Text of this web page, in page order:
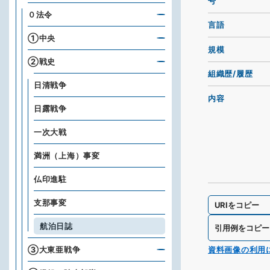
言語
規模
組織歴/履歴
内容
URIをコピー
引用例をコピー
資料画像の利用
０法令
①中央
②戦史
日清戦争
日露戦争
一次大戦
満洲（上海）事変
仏印進駐
支那事変
航泊日誌
③大東亜戦争